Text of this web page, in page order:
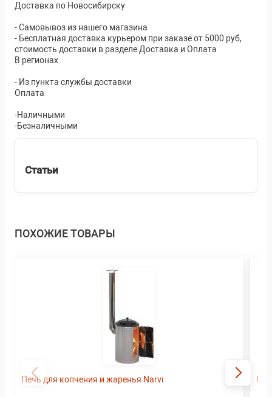
Доставка по Новосибирску
- Самовывоз из нашего магазина
- Бесплатная доставка курьером при заказе от 5000 руб,
стоимость доставки в разделе Доставка и Оплата
В регионах
- Из пункта службы доставки
Оплата
-Наличными
-Безналичными
Статьи
ПОХОЖИЕ ТОВАРЫ
Печь для копчения и жаренья Narvi